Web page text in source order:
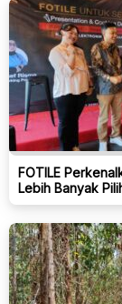
FOTILE
Lebih Banyak